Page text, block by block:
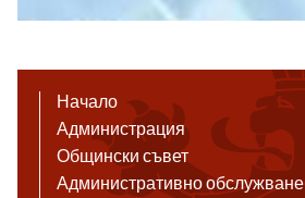
Начало
Администрация
Общински съвет
Административно обслужване